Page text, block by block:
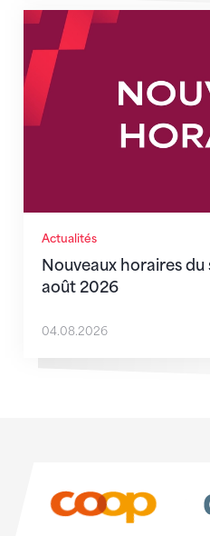
Actualités
Nouveaux horaires du
août 2026
Nouveaux horaires du
04.08.2026